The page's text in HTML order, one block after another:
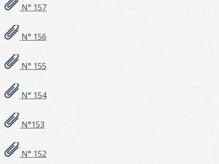
N° 157
N° 156
N° 155
N° 154
N°153
N° 152